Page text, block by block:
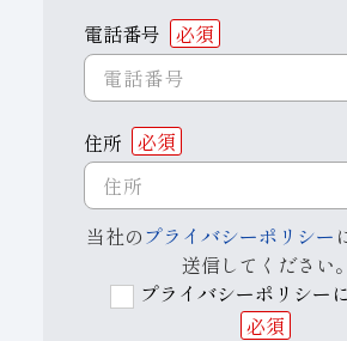
電話番号 必須
住所 必須
当社のプライバシーポリシー
送信してください。
プライバシーポリシー
必須